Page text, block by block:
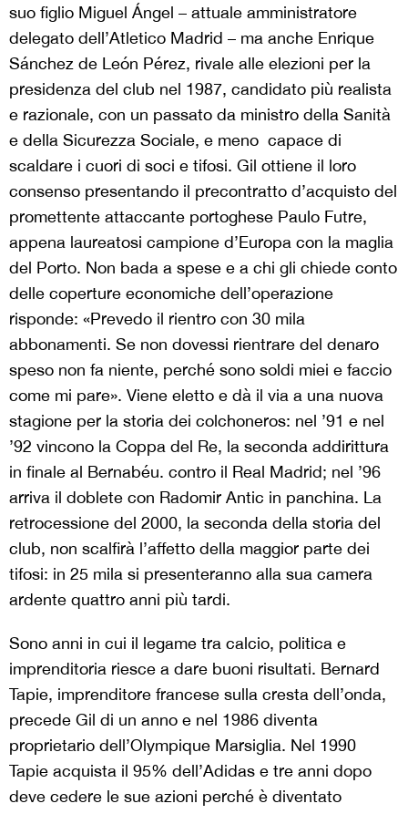
suo figlio Miguel Ángel – attuale amministratore
delegato dell’Atletico Madrid – ma anche Enrique
Sánchez de León Pérez, rivale alle elezioni per la
presidenza del club nel 1987, candidato più realista
e razionale, con un passato da ministro della Sanità
e della Sicurezza Sociale, e meno capace di
scaldare i cuori di soci e tifosi. Gil ottiene il loro
consenso presentando il precontratto d’acquisto del
promettente attaccante portoghese Paulo Futre,
appena laureatosi campione d’Europa con la maglia
del Porto. Non bada a spese e a chi gli chiede conto
delle coperture economiche dell’operazione
risponde: «Prevedo il rientro con 30 mila
abbonamenti. Se non dovessi rientrare del denaro
speso non fa niente, perché sono soldi miei e faccio
come mi pare». Viene eletto e dà il via a una nuova
stagione per la storia dei colchoneros: nel ’91 e nel
’92 vincono la Coppa del Re, la seconda addirittura
in finale al Bernabéu. contro il Real Madrid; nel ’96
arriva il doblete con Radomir Antic in panchina. La
retrocessione del 2000, la seconda della storia del
club, non scalfirà l’affetto della maggior parte dei
tifosi: in 25 mila si presenteranno alla sua camera
ardente quattro anni più tardi.
Sono anni in cui il legame tra calcio, politica e
imprenditoria riesce a dare buoni risultati. Bernard
Tapie, imprenditore francese sulla cresta dell’onda,
precede Gil di un anno e nel 1986 diventa
proprietario dell’Olympique Marsiglia. Nel 1990
Tapie acquista il 95% dell’Adidas e tre anni dopo
deve cedere le sue azioni perché è diventato